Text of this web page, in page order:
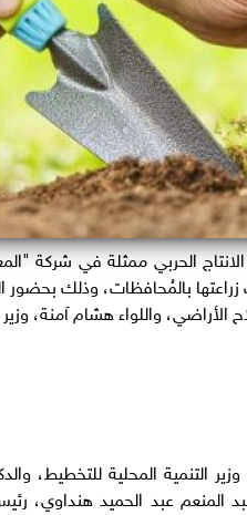
الحربي ممثلة في شركة
شجرة مُستهدف زراعتها بالمُحافظات،
واللواء هشام آمنة، وزير
المحلية للتخطيط،
المنعم عبد الحميد